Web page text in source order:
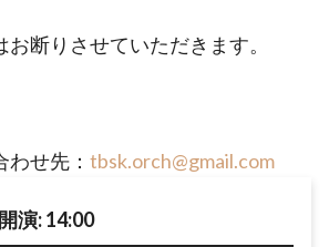
断りさせていただきます。
せ先： tbsk.orch@gmail.com
演: 14:00